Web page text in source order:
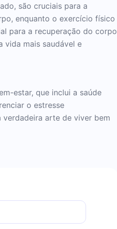
são cruciais para a
enquanto o exercício físico
para a recuperação do corpo
vida mais saudável e
estar, que inclui a saúde
o estresse
verdadeira arte de viver bem